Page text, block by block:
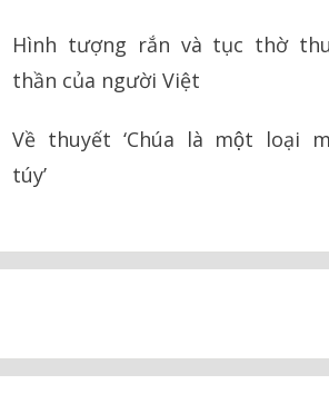
Hình tượng rắn và tục thờ
thần của người Việt
Về thuyết ‘Chúa là một loại
túy’